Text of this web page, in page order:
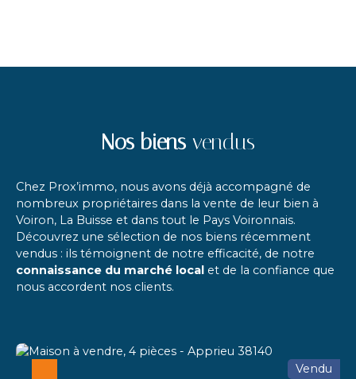
Nos biens vendus
Chez Prox’immo, nous avons déjà accompagné de
nombreux propriétaires dans la vente de leur bien à
Voiron, La Buisse et dans tout le Pays Voironnais.
Découvrez une sélection de nos biens récemment
vendus : ils témoignent de notre efficacité, de notre
connaissance du marché local et de la confiance que
nous accordent nos clients.
Vendu